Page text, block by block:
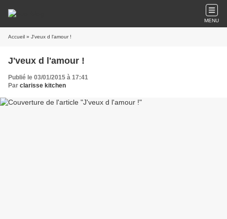
MENU
Accueil » J'veux d l'amour !
J'veux d l'amour !
Publié le 03/01/2015 à 17:41
Par clarisse kitchen